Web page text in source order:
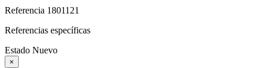
Referencia 1801121
Referencias específicas
Estado Nuevo
×